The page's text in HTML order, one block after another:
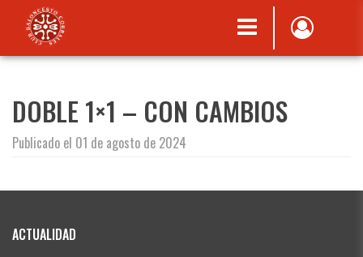
DOBLE 1×1 – CON CAMBIOS
Publicado el 01 de agosto de 2024
ACTUALIDAD